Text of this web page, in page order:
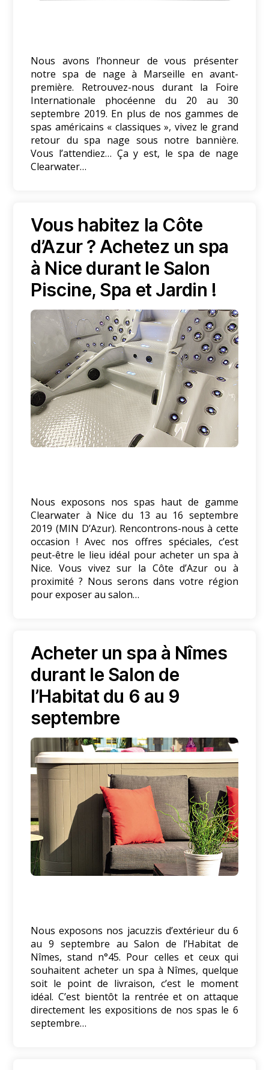
Nous avons l’honneur de vous présenter
notre spa de nage à Marseille en avant-
première. Retrouvez-nous durant la Foire
Internationale phocéenne du 20 au 30
septembre 2019. En plus de nos gammes de
spas américains « classiques », vivez le grand
retour du spa nage sous notre bannière.
Vous l’attendiez… Ça y est, le spa de nage
Clearwater…
Vous habitez la Côte
d’Azur ? Achetez un spa
à Nice durant le Salon
Piscine, Spa et Jardin !
Nous exposons nos spas haut de gamme
Clearwater à Nice du 13 au 16 septembre
2019 (MIN D’Azur). Rencontrons-nous à cette
occasion ! Avec nos offres spéciales, c’est
peut-être le lieu idéal pour acheter un spa à
Nice. Vous vivez sur la Côte d’Azur ou à
proximité ? Nous serons dans votre région
pour exposer au salon…
Acheter un spa à Nîmes
durant le Salon de
l’Habitat du 6 au 9
septembre
Nous exposons nos jacuzzis d’extérieur du 6
au 9 septembre au Salon de l’Habitat de
Nîmes, stand n°45. Pour celles et ceux qui
souhaitent acheter un spa à Nîmes, quelque
soit le point de livraison, c’est le moment
idéal. C’est bientôt la rentrée et on attaque
directement les expositions de nos spas le 6
septembre…